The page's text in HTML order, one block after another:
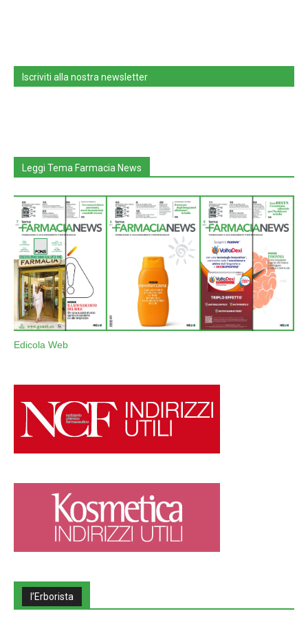
Iscriviti alla nostra newsletter
Leggi Tema Farmacia News
Edicola Web
l’Erborista